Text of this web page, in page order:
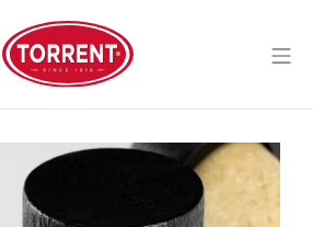
Torrent Closures